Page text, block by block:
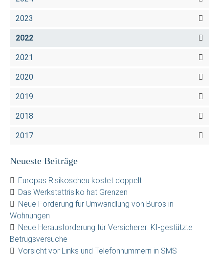
2023
2022
2021
2020
2019
2018
2017
Neueste Beiträge
Europas Risikoscheu kostet doppelt
Das Werkstattrisiko hat Grenzen
Neue Förderung für Umwandlung von Büros in
Wohnungen
Neue Herausforderung für Versicherer: KI-gestützte
Betrugsversuche
Vorsicht vor Links und Telefonnummern in SMS